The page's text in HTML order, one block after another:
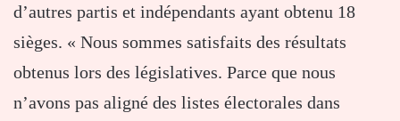
d’autres partis et indépendants ayant obtenu 18
sièges. « Nous sommes satisfaits des résultats
obtenus lors des législatives. Parce que nous
n’avons pas aligné des listes électorales dans